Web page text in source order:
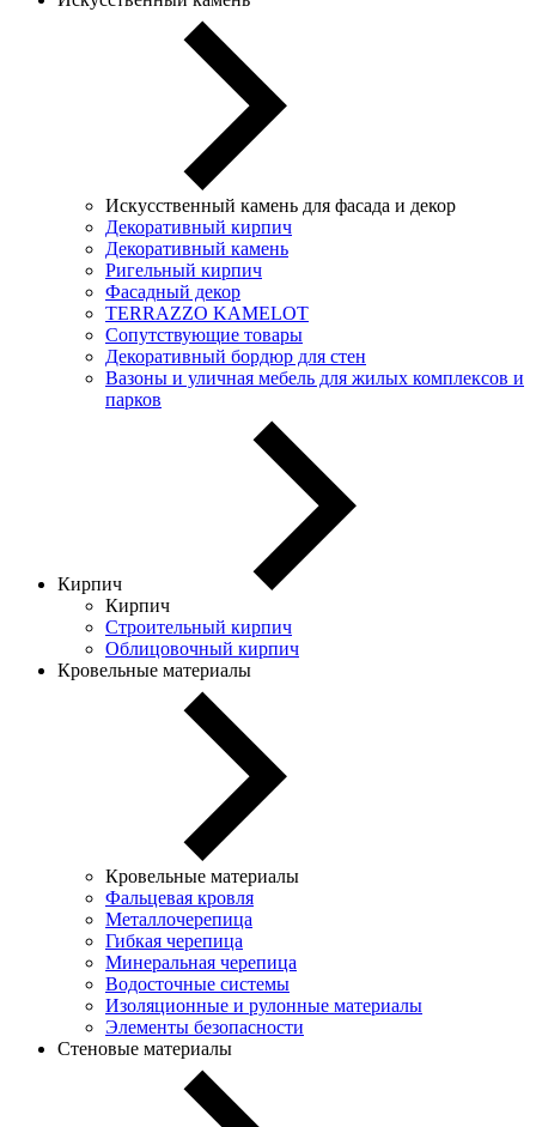
Искусственный камень для фасада и декор
Декоративный кирпич
Декоративный камень
Ригельный кирпич
Фасадный декор
TERRAZZO KAMELOT
Сопутствующие товары
Декоративный бордюр для стен
Вазоны и уличная мебель для жилых комплексов и
парков
Кирпич
Кирпич
Строительный кирпич
Облицовочный кирпич
Кровельные материалы
Кровельные материалы
Фальцевая кровля
Металлочерепица
Гибкая черепица
Минеральная черепица
Водосточные системы
Изоляционные и рулонные материалы
Элементы безопасности
Стеновые материалы